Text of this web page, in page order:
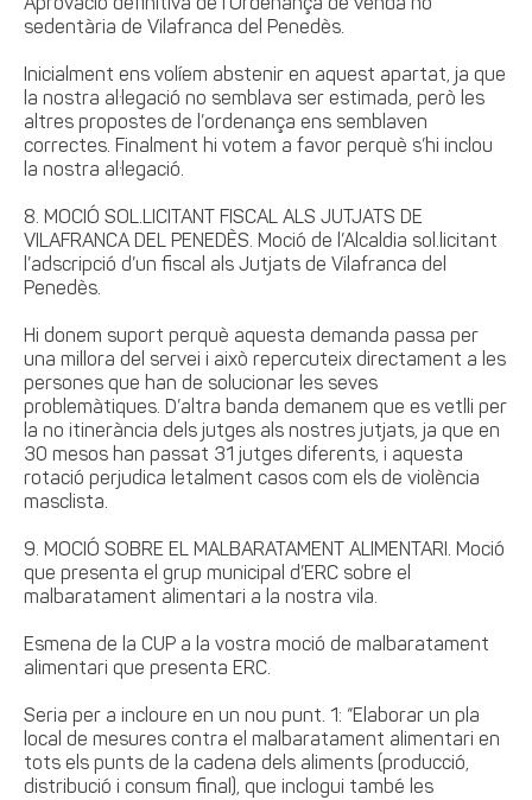
Aprovació definitiva de l’Ordenança de venda no
sedentària de Vilafranca del Penedès.
Inicialment ens volíem abstenir en aquest apartat, ja que
la nostra al·legació no semblava ser estimada, però les
altres propostes de l’ordenança ens semblaven
correctes. Finalment hi votem a favor perquè s’hi inclou
la nostra al·legació.
8. MOCIÓ SOL.LICITANT FISCAL ALS JUTJATS DE
VILAFRANCA DEL PENEDÈS. Moció de l’Alcaldia sol.licitant
l’adscripció d’un fiscal als Jutjats de Vilafranca del
Penedès.
Hi donem suport perquè aquesta demanda passa per
una millora del servei i això repercuteix directament a les
persones que han de solucionar les seves
problemàtiques. D’altra banda demanem que es vetlli per
la no itinerància dels jutges als nostres jutjats, ja que en
30 mesos han passat 31 jutges diferents, i aquesta
rotació perjudica letalment casos com els de violència
masclista.
9. MOCIÓ SOBRE EL MALBARATAMENT ALIMENTARI. Moció
que presenta el grup municipal d’ERC sobre el
malbaratament alimentari a la nostra vila.
Esmena de la CUP a la vostra moció de malbaratament
alimentari que presenta ERC.
Seria per a incloure en un nou punt. 1: “Elaborar un pla
local de mesures contra el malbaratament alimentari en
tots els punts de la cadena dels aliments (producció,
distribució i consum final), que inclogui també les